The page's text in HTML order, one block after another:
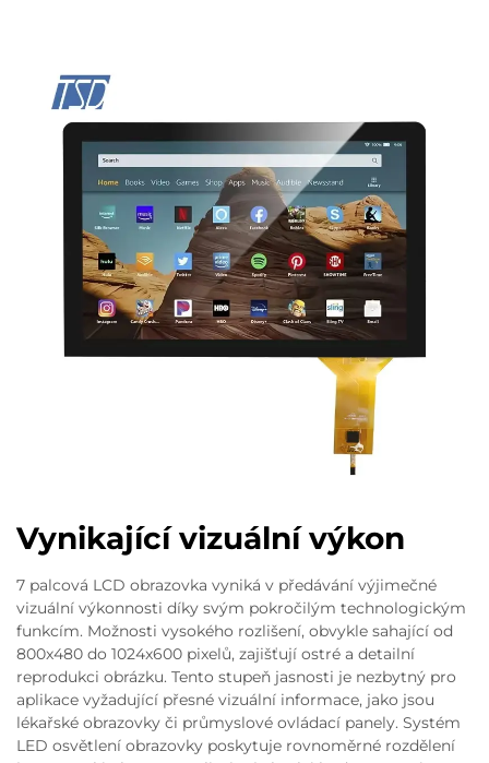
Vynikající vizuální výkon
7 palcová LCD obrazovka vyniká v předávání výjimečné
vizuální výkonnosti díky svým pokročilým technologickým
funkcím. Možnosti vysokého rozlišení, obvykle sahající od
800x480 do 1024x600 pixelů, zajišťují ostré a detailní
reprodukci obrázku. Tento stupeň jasnosti je nezbytný pro
aplikace vyžadující přesné vizuální informace, jako jsou
lékařské obrazovky či průmyslové ovládací panely. Systém
LED osvětlení obrazovky poskytuje rovnoměrné rozdělení